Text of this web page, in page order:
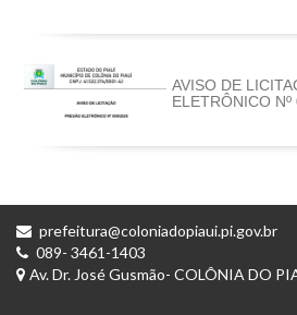
AVISO DE
ELETRÔNICO Nº
prefeitura@coloniadopiaui.pi.gov.br
089- 3461-1403
Av. Dr. José Gusmão- COLÔNIA DO